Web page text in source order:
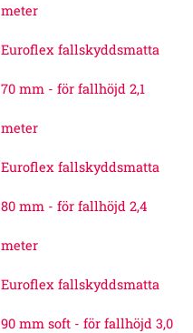
meter
Euroflex fallskyddsmatta
70 mm - för fallhöjd 2,1
meter
Euroflex fallskyddsmatta
80 mm - för fallhöjd 2,4
meter
Euroflex fallskyddsmatta
90 mm soft - för fallhöjd 3,0